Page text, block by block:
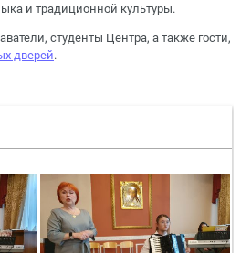
и традиционной культуры.
студенты Центра, а также гости,
дверей.